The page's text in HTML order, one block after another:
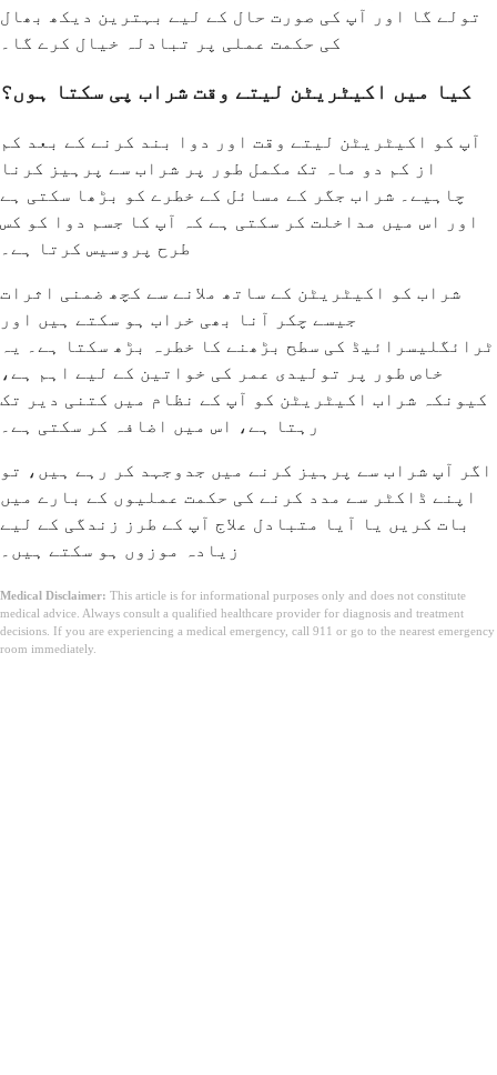
تولے گا اور آپ کی صورت حال کے لیے بہترین دیکھ بھال
کی حکمت عملی پر تبادلہ خیال کرے گا۔
کیا میں اکیٹریٹن لیتے وقت شراب پی سکتا ہوں؟
آپ کو اکیٹریٹن لیتے وقت اور دوا بند کرنے کے بعد کم
از کم دو ماہ تک مکمل طور پر شراب سے پرہیز کرنا
چاہیے۔ شراب جگر کے مسائل کے خطرے کو بڑھا سکتی ہے
اور اس میں مداخلت کر سکتی ہے کہ آپ کا جسم دوا کو کس
طرح پروسیس کرتا ہے۔
شراب کو اکیٹریٹن کے ساتھ ملانے سے کچھ ضمنی اثرات
جیسے چکر آنا بھی خراب ہو سکتے ہیں اور
ٹرائگلیسرائیڈ کی سطح بڑھنے کا خطرہ بڑھ سکتا ہے۔ یہ
خاص طور پر تولیدی عمر کی خواتین کے لیے اہم ہے،
کیونکہ شراب اکیٹریٹن کو آپ کے نظام میں کتنی دیر تک
رہتا ہے، اس میں اضافہ کر سکتی ہے۔
اگر آپ شراب سے پرہیز کرنے میں جدوجہد کر رہے ہیں، تو
اپنے ڈاکٹر سے مدد کرنے کی حکمت عملیوں کے بارے میں
بات کریں یا آیا متبادل علاج آپ کے طرز زندگی کے لیے
زیادہ موزوں ہو سکتے ہیں۔
Medical Disclaimer: This article is for informational purposes only and does not constitute
medical advice. Always consult a qualified healthcare provider for diagnosis and treatment
decisions. If you are experiencing a medical emergency, call 911 or go to the nearest emergency
room immediately.